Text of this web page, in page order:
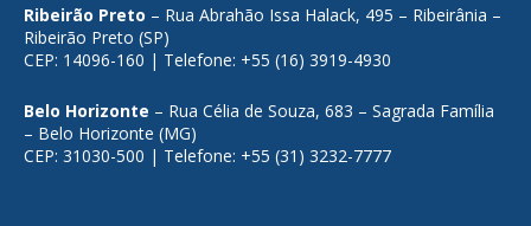
Ribeirão Preto – Rua Abrahão Issa Halack, 495 – Ribeirânia –
Ribeirão Preto (SP)
CEP: 14096-160 | Telefone: +55 (16) 3919-4930
Belo Horizonte – Rua Célia de Souza, 683 – Sagrada Família
– Belo Horizonte (MG)
CEP: 31030-500 | Telefone: +55 (31) 3232-7777